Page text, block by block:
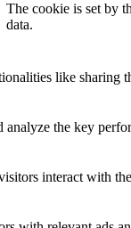
The cookie is set by
data.
like sharing
analyze the key
interact with